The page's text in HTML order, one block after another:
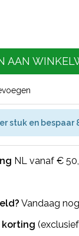
AAN
stuk en bespaar
NL vanaf €
Vandaag
korting